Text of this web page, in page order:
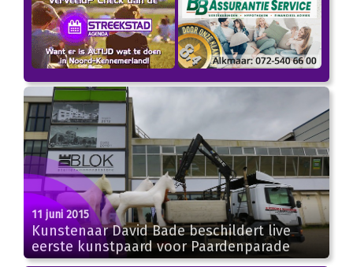
11 juni 2015
Kunstenaar David Bade beschildert live
eerste kunstpaard voor Paardenparade